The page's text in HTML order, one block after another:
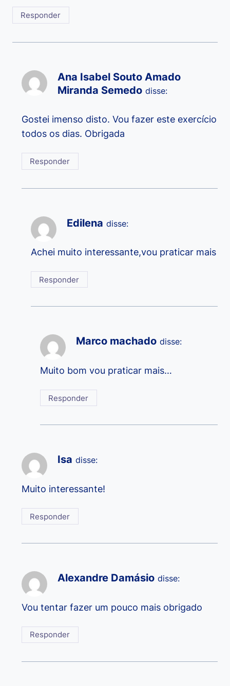
Responder
Ana Isabel Souto Amado
Miranda Semedo disse:
Gostei imenso disto. Vou fazer este exercício
todos os dias. Obrigada
Responder
Edilena disse:
Achei muito interessante,vou praticar mais
Responder
Marco machado disse:
Muito bom vou praticar mais…
Responder
Isa disse:
Muito interessante!
Responder
Alexandre Damásio disse:
Vou tentar fazer um pouco mais obrigado
Responder